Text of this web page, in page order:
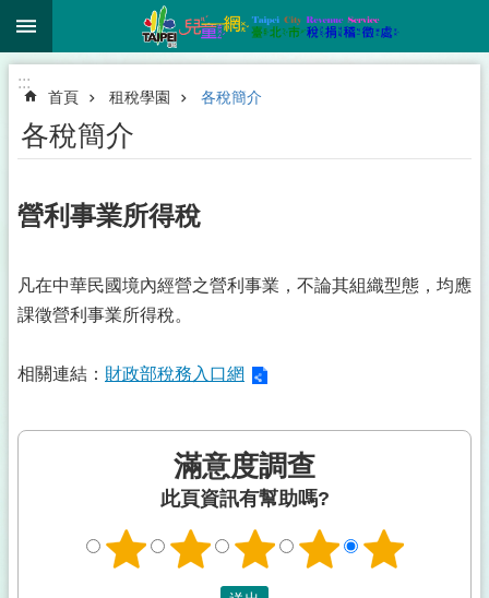
跳到主要內容區塊
:::
首頁 租稅學園 各稅簡介
各稅簡介
營利事業所得稅
凡在中華民國境內經營之營利事業，不論其組織型態，均應
課徵營利事業所得稅。
相關連結： 財政部稅務入口網
滿意度調查
此頁資訊有幫助嗎?